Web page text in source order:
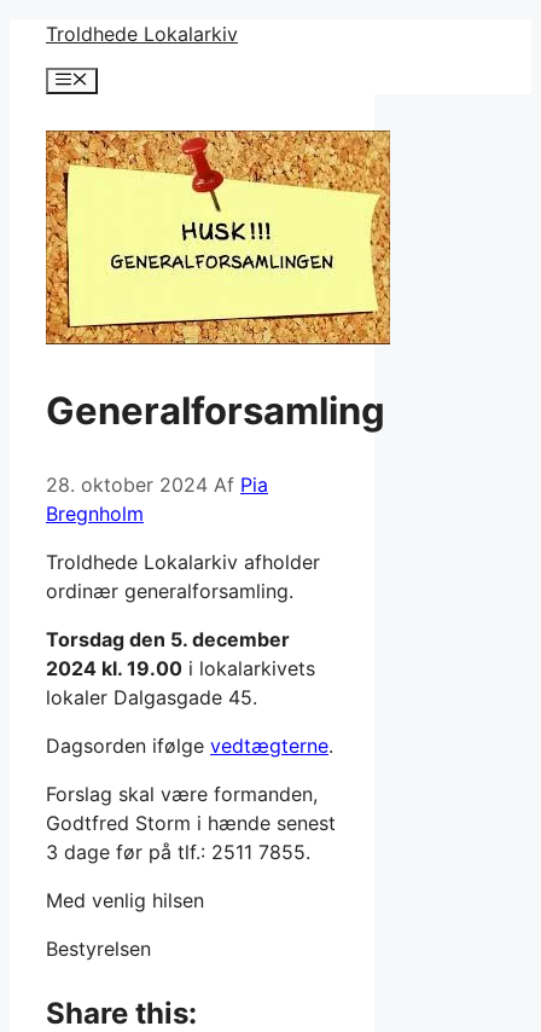
Hop
indhold
Troldhede Lokalarkiv
Menu
Generalforsamling
28. oktober 2024 Af Pia
Bregnholm
Troldhede Lokalarkiv afholder
ordinær generalforsamling.
Torsdag den 5. december
2024 kl. 19.00 i lokalarkivets
lokaler Dalgasgade 45.
Dagsorden ifølge vedtægterne.
Forslag skal være formanden,
Godtfred Storm i hænde senest
3 dage før på tlf.: 2511 7855.
Med venlig hilsen
Bestyrelsen
Share this: